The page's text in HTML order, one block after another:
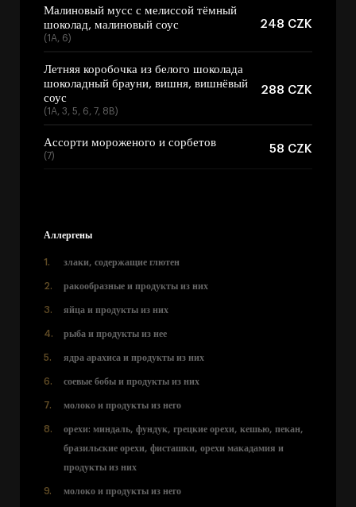
Малиновый мусс с мелиссой тёмный
шоколад, малиновый соус
(1A, 6)
248 CZK
Летняя коробочка из белого шоколада
шоколадный брауни, вишня, вишнёвый
соус
(1A, 3, 5, 6, 7, 8B)
288 CZK
Ассорти мороженого и сорбетов
(7) 58 CZK
Аллергены
злаки, содержащие глютен
ракообразные и продукты из них
яйца и продукты из них
рыба и продукты из нее
ядра арахиса и продукты из них
соевые бобы и продукты из них
молоко и продукты из него
орехи: миндаль, фундук, грецкие орехи, кешью, пекан,
бразильские орехи, фисташки, орехи макадамия и
продукты из них
молоко и продукты из него